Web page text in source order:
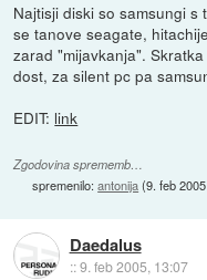
Najtisji diski so samsungi
se tanove seagate,
zarad "mijavkanja".
dost, za silent pc pa
EDIT: link
Zgodovina sprememb…
spremenilo:antonija(9. feb
Daedalus
::9. feb 2005, 13:07